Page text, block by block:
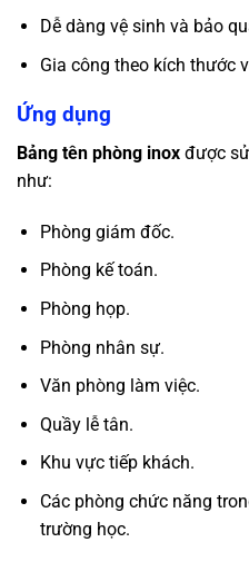
Dễ dàng vệ sinh và bảo
Gia công theo kích thước
Ứng dụng
Bảng tên phòng inox được
như:
Phòng giám đốc.
Phòng kế toán.
Phòng họp.
Phòng nhân sự.
Văn phòng làm việc.
Quầy lễ tân.
Khu vực tiếp khách.
Các phòng chức năng
trường học.